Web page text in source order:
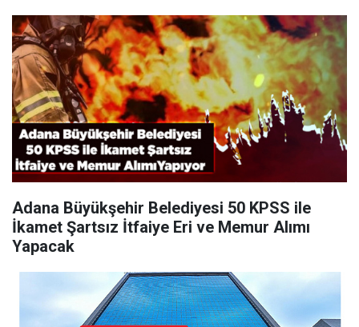
Adana Büyükşehir Belediyesi 50 KPSS ile
İkamet Şartsız İtfaiye Eri ve Memur Alımı
Yapacak